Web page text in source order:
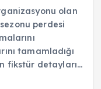
olan
perdesi
tamamladığı
fikstür detayları…